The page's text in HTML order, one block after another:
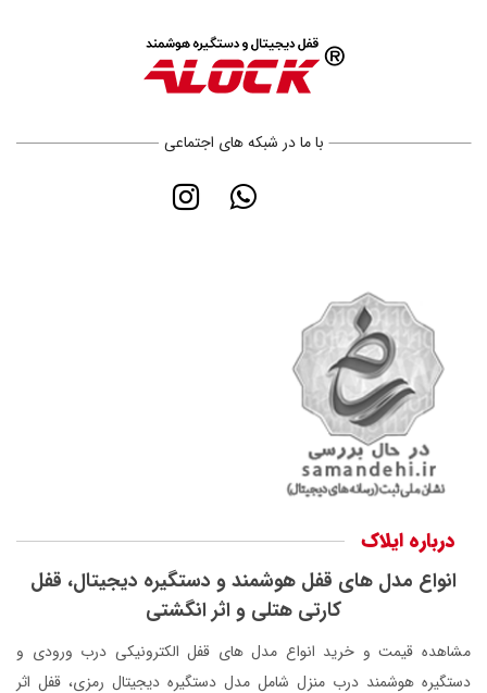
با ما در شبکه های اجتماعی
درباره ایلاک
انواع مدل های قفل هوشمند و دستگیره دیجیتال، قفل
کارتی هتلی و اثر انگشتی
مشاهده قیمت و خرید انواع مدل های قفل الکترونیکی درب ورودی و
دستگیره هوشمند درب منزل شامل مدل دستگیره دیجیتال رمزی، قفل اثر